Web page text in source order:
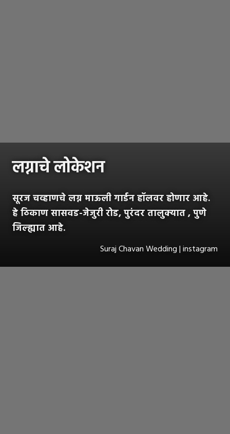
लग्नाचे लोकेशन
सूरज चव्हाणचे लग्न माऊली गार्डन हॉलवर होणार आहे.
हे ठिकाण सासवड-जेजुरी रोड, पुरंदर तालुक्यात , पुणे
जिल्ह्यात आहे.
Suraj Chavan Wedding | instagram